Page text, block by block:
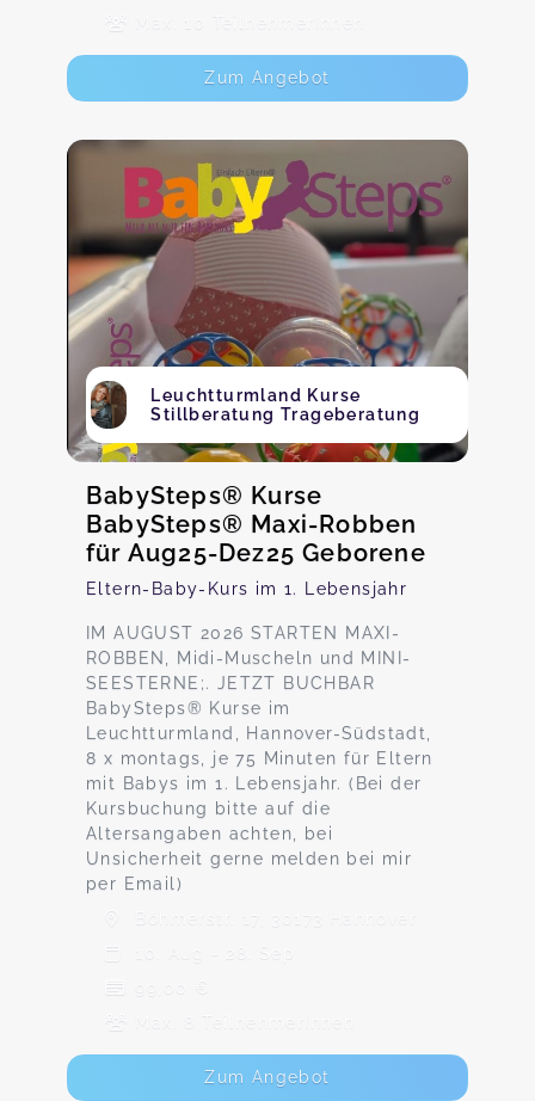
Max. 10 TeilnehmerInnen
Zum Angebot
Leuchtturmland Kurse
Stillberatung Trageberatung
BabySteps® Kurse
BabySteps® Maxi-Robben
für Aug25-Dez25 Geborene
Eltern-Baby-Kurs im 1. Lebensjahr
IM AUGUST 2026 STARTEN MAXI-
ROBBEN, Midi-Muscheln und MINI-
SEESTERNE;. JETZT BUCHBAR
BabySteps® Kurse im
Leuchtturmland, Hannover-Südstadt,
8 x montags, je 75 Minuten für Eltern
mit Babys im 1. Lebensjahr. (Bei der
Kursbuchung bitte auf die
Altersangaben achten, bei
Unsicherheit gerne melden bei mir
per Email)
Böhmerstr. 17, 30173 Hannover
10. Aug - 28. Sep
99,00 €
Max. 8 TeilnehmerInnen
Zum Angebot